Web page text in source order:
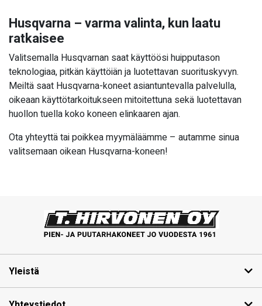
Husqvarna – varma valinta, kun laatu
ratkaisee
Valitsemalla Husqvarnan saat käyttöösi huipputason
teknologiaa, pitkän käyttöiän ja luotettavan suorituskyvyn.
Meiltä saat Husqvarna-koneet asiantuntevalla palvelulla,
oikeaan käyttötarkoitukseen mitoitettuna sekä luotettavan
huollon tuella koko koneen elinkaaren ajan.
Ota yhteyttä tai poikkea myymäläämme – autamme sinua
valitsemaan oikean Husqvarna-koneen!
Yleistä